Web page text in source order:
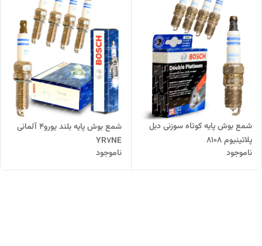
شمع بوش پایه کوتاه سوزنی دبل
پلاتینیوم 8108
ناموجود
شمع بوش پایه بلند یورو4 آلمانی
YR7NE
ناموجود